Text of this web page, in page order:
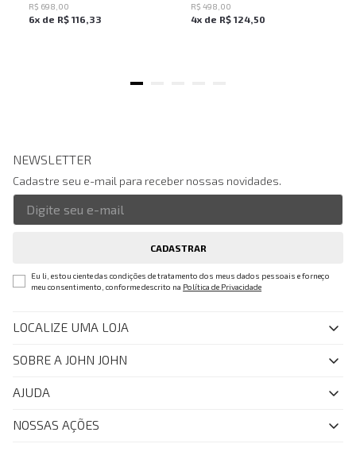
R$ 698 00
6x de R$ 116 33
R$ 498 00
4x de R$ 124 50
NEWSLETTER
Cadastre seu e-mail para receber nossas novidades.
CADASTRAR
Eu li, estou ciente das condições de tratamento dos meus dados pessoais e forneço
meu consentimento, conforme descrito na Política de Privacidade
LOCALIZE UMA LOJA
SOBRE A JOHN JOHN
Quem Somos
John John Club
AJUDA
FAQ
NOSSAS AÇÕES